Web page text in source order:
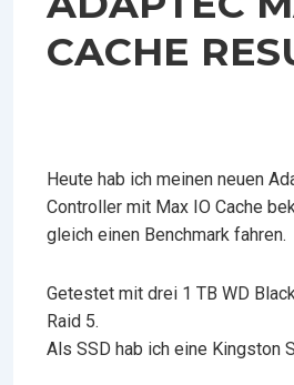
CACHE
Heute hab ich meinen neuen
Controller mit Max IO Cache
gleich einen Benchmark fahren.
Getestet mit drei 1 TB WD
Raid 5.
Als SSD hab ich eine Kingston